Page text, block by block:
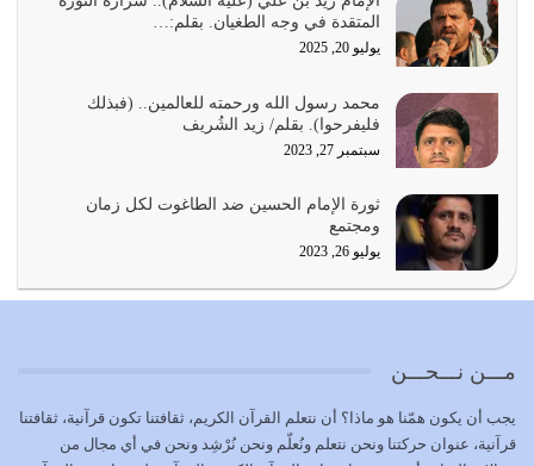
يوليو 21, 2026
كل زمان…
يوليو 19, 2026
تتحقق الحقوق للجميع
يوليو 18, 2026
بعض صفات المتقين {الصَّابِرِينَ وَالصَّادِقِينَ وَالْقَانِتِينَ
وبين الله يترتب عليه النصر…
يوليو 16, 2026
المتقدة في وجه الطغيان. بقلم:…
يوليو 20, 2025
محمد رسول الله ورحمته للعالمين.. (فبذلك
فليفرحوا). بقلم/ زيد الشُريف
سبتمبر 27, 2023
ثورة الإمام الحسين ضد الطاغوت لكل زمان
ومجتمع
يوليو 26, 2023
مـــن نـــحـــن
يجب أن يكون همّنا هو ماذا؟ أن نتعلم القرآن الكريم، ثقافتنا تكون قرآنية، ثقافتنا
قرآنية، عنوان حركتنا ونحن نتعلم ونُعلّم ونحن نُرْشِد ونحن في أي مجال من